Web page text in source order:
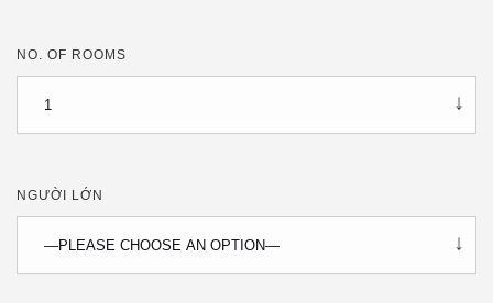
NO. OF ROOMS
NGƯỜI LỚN